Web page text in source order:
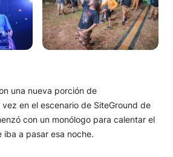
una nueva porción de
en el escenario de SiteGround de
con un monólogo para calentar el
iba a pasar esa noche.